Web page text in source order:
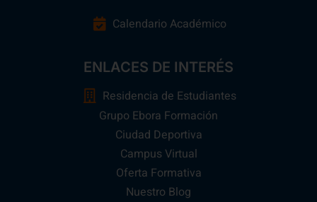
Calendario Académico
ENLACES DE INTERÉS
Residencia de Estudiantes
Grupo Ebora Formación
Ciudad Deportiva
Campus Virtual
Oferta Formativa
Nuestro Blog